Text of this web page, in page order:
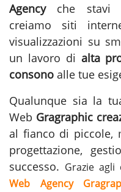
Agencyche stavi
creiamo siti
visualizzazioni su
un lavoro di alta
consono alle tue
Qualunque sia la
Web Gragraphic
al fianco di piccole,
progettazione,
successo. Grazie
Web Agency